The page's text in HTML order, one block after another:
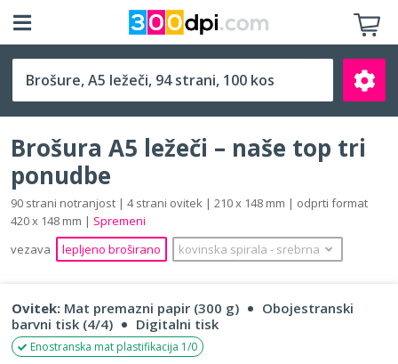
A5 ležeči (210 x 148 mm)
Išči
Brošura A5 ležeči – naše top tri
ponudbe
90 strani notranjost | 4 strani ovitek | 210 x 148 mm | odprti format
420 x 148 mm | Spremeni
vezava
lepljeno broširano kovinska spirala ‐ srebrna
Ovitek: Mat premazni papir (300 g)
Obojestranski
barvni tisk (4/4)
Digitalni tisk
Enostranska mat plastifikacija 1/0